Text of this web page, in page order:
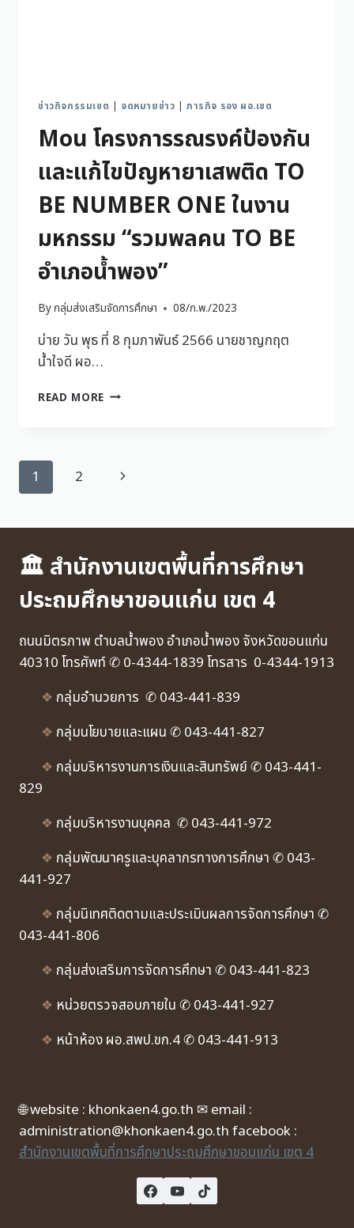
ข่าวกิจกรรมเขต | จดหมายข่าว |ภารกิจ รอง ผอ.เขต
Mou โครงการรณรงค์ป้องกัน
และแก้ไขปัญหายาเสพติด TO
BE NUMBER ONE ในงาน
มหกรรม “รวมพลคน TO BE
อำเภอน้ำพอง”
Byกลุ่มส่งเสริมจัดการศึกษา 08/ก.พ./2023
บ่าย วัน พุธ ที่ 8 กุมภาพันธ์ 2566 นายชาญกฤต
น้ำใจดี ผอ…
READ MORE
1 2
🏛 สำนักงานเขตพื้นที่การศึกษา
ประถมศึกษาขอนแก่น เขต 4
ถนนมิตรภาพ ตำบลน้ำพอง อำเภอน้ำพอง จังหวัดขอนแก่น
40310 โทรศัพท์ ✆ 0-4344-1839 โทรสาร 0-4344-1913
❖ กลุ่มอำนวยการ ✆ 043-441-839
❖ กลุ่มนโยบายและแผน ✆ 043-441-827
❖ กลุ่มบริหารงานการเงินและสินทรัพย์ ✆ 043-441-
829
❖ กลุ่มบริหารงานบุคคล ✆ 043-441-972
❖ กลุ่มพัฒนาครูและบุคลากรทางการศึกษา ✆ 043-
441-927
❖ กลุ่มนิเทศติดตามและประเมินผลการจัดการศึกษา ✆
043-441-806
❖ กลุ่มส่งเสริมการจัดการศึกษา ✆ 043-441-823
❖ หน่วยตรวจสอบภายใน ✆ 043-441-927
❖ หน้าห้อง ผอ.สพป.ขก.4 ✆ 043-441-913
🌐 website : khonkaen4.go.th ✉ email :
administration@khonkaen4.go.th facebook :
สำนักงานเขตพื้นที่การศึกษาประถมศึกษาขอนแก่น เขต 4